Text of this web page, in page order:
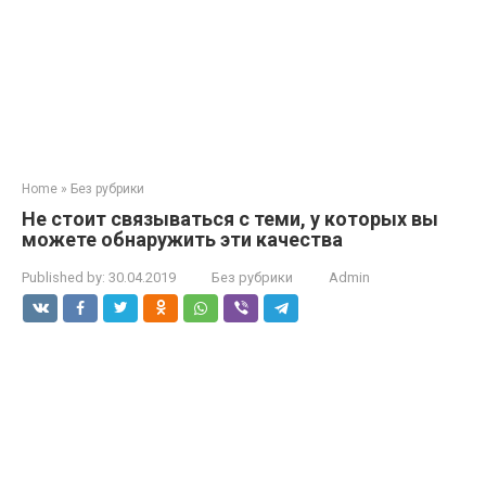
Home » Без рубрики
Не стоит связываться с теми, у которых вы
можете обнаружить эти качества
Published by: 30.04.2019 Без рубрики Admin